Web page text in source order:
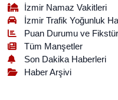
İzmir Namaz Vakitleri
İzmir Trafik Yoğunluk
Puan Durumu ve Fikstür
Tüm Manşetler
Son Dakika Haberleri
Haber Arşivi